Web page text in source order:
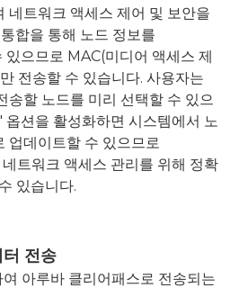
네트워크 액세스 제어 및 보안을
합을 통해 노드 정보를
으므로 MAC(미디어 액세스 제
전송할 수 있습니다. 사용자는
송할 노드를 미리 선택할 수 있으
옵션을 활성화하면 시스템에서 노
업데이트할 수 있으므로
트워크 액세스 관리를 위해 정확
있습니다.
전송
아루바 클리어패스로 전송되는